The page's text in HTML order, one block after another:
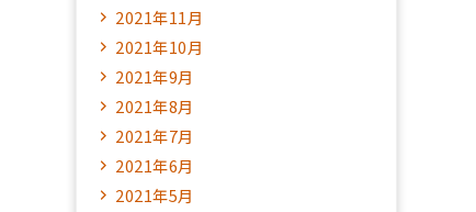
2021年11月
2021年10月
2021年9月
2021年8月
2021年7月
2021年6月
2021年5月